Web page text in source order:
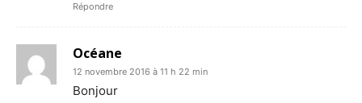
Répondre
Océane
12 novembre 2016 à 11 h 22 min
Bonjour